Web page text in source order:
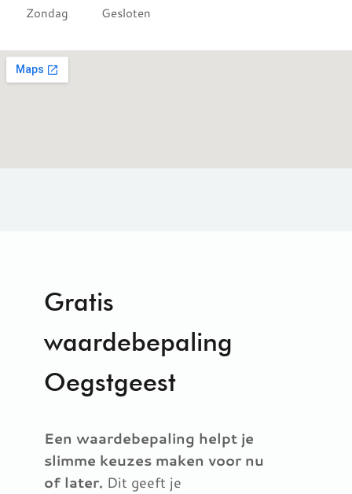
Zondag
Gesloten
Gratis
waardebepaling
Oegstgeest
Een waardebepaling helpt je
slimme keuzes maken voor nu
of later. Dit geeft je